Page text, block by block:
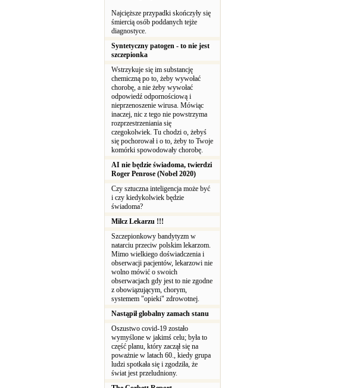
Najcięższe przypadki skończyły się
śmiercią osób poddanych tejże
diagnostyce.
Syntetyczny patogen - to nie jest
szczepionka
Wstrzykuje się im substancję
chemiczną po to, żeby wywołać
chorobę, a nie żeby wywołać
odpowiedź odpornościową i
nieprzenoszenie wirusa. Mówiąc
inaczej, nic z tego nie powstrzyma
rozprzestrzeniania się
czegokolwiek. Tu chodzi o, żebyś
się pochorował i o to, żeby to Twoje
komórki spowodowały chorobę.
AI nie będzie świadoma, twierdzi
Roger Penrose (Nobel 2020)
Czy sztuczna inteligencja może być
i czy kiedykolwiek będzie
świadoma?
Milcz Lekarzu !!!
Szczepionkowy bandytyzm w
natarciu przeciw polskim lekarzom.
Mimo wielkiego doświadczenia i
obserwacji pacjentów, lekarzowi nie
wolno mówić o swoich
obserwacjach gdy jest to nie zgodne
z obowiązującym, chorym,
systemem "opieki" zdrowotnej.
Nastąpił globalny zamach stanu
Oszustwo covid-19 zostało
wymyślone w jakimś celu; była to
część planu, który zaczął się na
poważnie w latach 60., kiedy grupa
ludzi spotkała się i zgodziła, że
świat jest przeludniony.